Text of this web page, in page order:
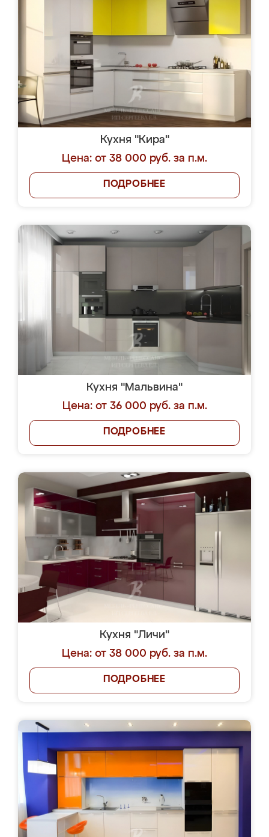
Кухня "Кира"
Цена: от 38 000 руб. за п.м.
ПОДРОБНЕЕ
Кухня "Мальвина"
Цена: от 36 000 руб. за п.м.
ПОДРОБНЕЕ
Кухня "Личи"
Цена: от 38 000 руб. за п.м.
ПОДРОБНЕЕ